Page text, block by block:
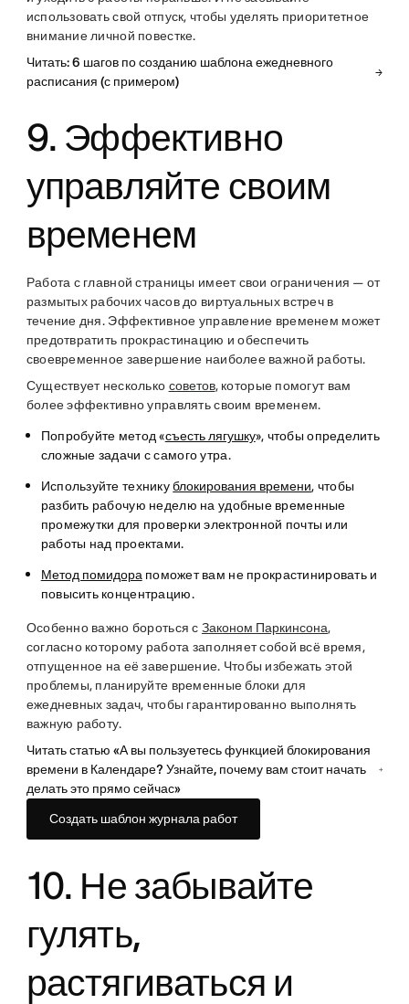
использовать свой отпуск, чтобы уделять приоритетное
внимание личной повестке.
Читать: 6 шагов по созданию шаблона ежедневного
расписания (с примером)
9. Эффективно
управляйте своим
временем
Работа с главной страницы имеет свои ограничения — от
размытых рабочих часов до виртуальных встреч в
течение дня. Эффективное управление временем может
предотвратить прокрастинацию и обеспечить
своевременное завершение наиболее важной работы.
Существует несколько советов, которые помогут вам
более эффективно управлять своим временем.
Попробуйте метод «съесть лягушку», чтобы определить
сложные задачи с самого утра.
Используйте техникублокирования времени, чтобы
разбить рабочую неделю на удобные временные
промежутки для проверки электронной почты или
работы над проектами.
Метод помидора поможет вам не прокрастинировать и
повысить концентрацию.
Особенно важно бороться с Законом Паркинсона,
согласно которому работа заполняет собой всё время,
отпущенное на её завершение. Чтобы избежать этой
проблемы, планируйте временные блоки для
ежедневных задач, чтобы гарантированно выполнять
важную работу.
Читать статью «А вы пользуетесь функцией блокирования
времени в Календаре? Узнайте, почему вам стоит начать
делать это прямо сейчас»
Создать шаблон журнала работ
10. Не забывайте
гулять,
растягиваться и